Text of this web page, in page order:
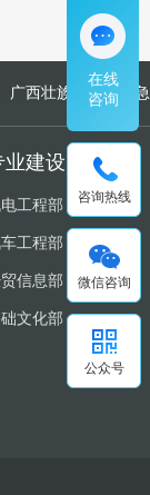
广西壮族自治区应
业建设
工程部
工程部
信息部
文化部
在线
咨询
咨询热线
微信咨询
公众号